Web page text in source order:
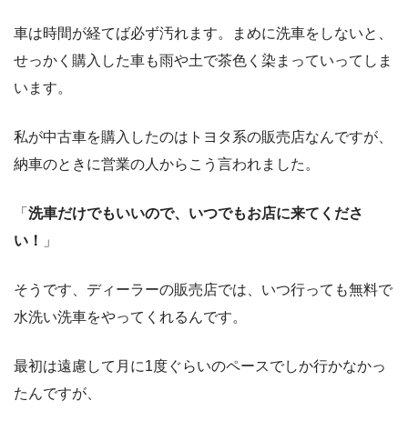
車は時間が経てば必ず汚れます。まめに洗車をしないと、
せっかく購入した車も雨や土で茶色く染まっていってしま
います。
私が中古車を購入したのはトヨタ系の販売店なんですが、
納車のときに営業の人からこう言われました。
「 洗車だけでもいいので、いつでもお店に来てくださ
い！
」
そうです、ディーラーの販売店では、いつ行っても無料で
水洗い洗車をやってくれるんです。
最初は遠慮して月に1度ぐらいのペースでしか行かなかっ
たんですが、